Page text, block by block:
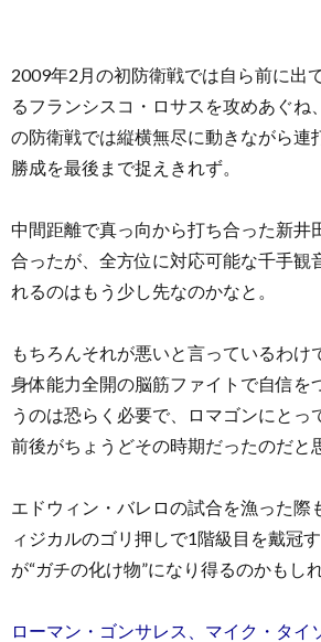
2009年2月の初防衛戦では自ら前に出
るフランシスコ・ロサスを攻めあぐね
の防衛戦では縦横無尽に動きながら連
勝成を最後まで捉えきれず。
中間距離で真っ向から打ち合った新井
合ったが、全方位に対応可能な千手観
れるのはもう少し先なのかなと。
もちろんそれが悪いと言っているわけ
身体能力全開の脳筋ファイトで自信を
うのは恐らく必要で、ロマゴンにとっ
前後がちょうどその時期だったのだと
エドウィン・バレロの試合を漁った際
ィジカルのゴリ押しで1階級目を戴冠
が“ガチの化け物”になり得るのかもしれ
ローマン・ゴンサレス、マイク・タイ